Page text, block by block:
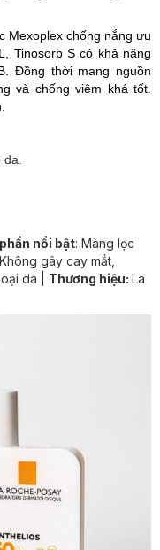
Mexoplex chống nắng ưu
Tinosorb S có khả năng
Đồng thời mang nguồn
và chống viêm khá tốt.
nổi bật: Màng lọc
gây cay mắt,
da | Thương hiệu: La